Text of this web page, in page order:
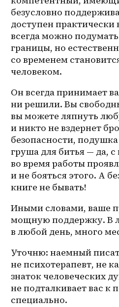
безусловно
доступен практически
всегда можно
границы, но
со временем
человеком.
Он всегда принимает
ни решили. Вы
вы можете ляпнуть
и никто не вздернет
безопасности, подушка
груша для битья — да,
во время работы
и не бояться этого. А
книге не бывать!
Иными словами, ваше
мощную поддержку. В
в любой день, много
Уточню: наемный
не психотерапевт, не
знаток человеческих
не подталкивает вас к
специально.